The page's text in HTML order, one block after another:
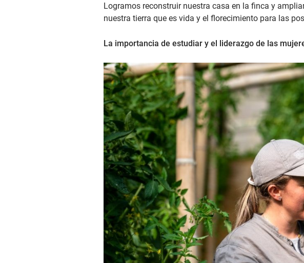
Logramos reconstruir nuestra casa en la finca y
nuestra tierra que es vida y el florecimiento para las
La importancia de estudiar y el liderazgo de las